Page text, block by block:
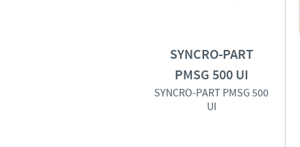
SYNCRO-PART
PMSG 500 UI
SYNCRO-PART PMSG 500
UI